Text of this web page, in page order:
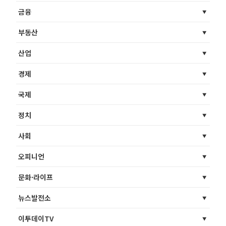
금융
부동산
산업
경제
국제
정치
사회
오피니언
문화·라이프
뉴스발전소
이투데이TV